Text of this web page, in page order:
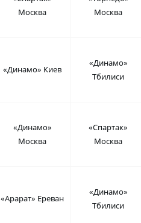
Москва
Москва
«Динамо» Киев
«Динамо»
Тбилиси
«Динамо»
Москва
«Спартак»
Москва
«Арарат» Ереван
«Динамо»
Тбилиси